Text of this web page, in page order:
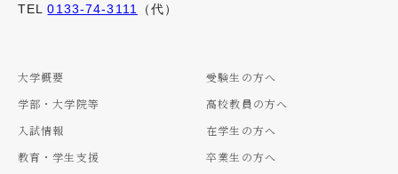
TEL0133-74-3111 （代）
大学概要
学部・大学院等
入試情報
教育・学生支援
受験生の方へ
高校教員の方へ
在学生の方へ
卒業生の方へ